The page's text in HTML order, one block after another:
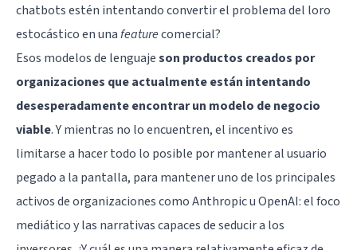
chatbots estén intentando convertir el problema del loro
estocástico en unafeaturecomercial?
Esos modelos de lenguajeson productos creados por
organizaciones que actualmente están intentando
desesperadamente encontrar un modelo de negocio
viable. Y mientras no lo encuentren, el incentivo es
limitarse a hacer todo lo posible por mantener al usuario
pegado a la pantalla, para mantener uno de los principales
activos de organizaciones como Anthropic u OpenAI: el foco
mediático y las narrativas capaces de seducir a los